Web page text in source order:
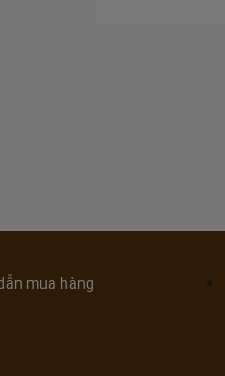
mua hàng